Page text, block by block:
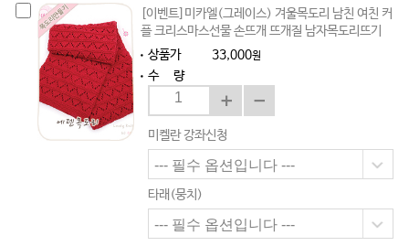
[이벤트]미카엘(그레이스) 겨울목도리 남친 여친 커
플 크리스마스선물 손뜨개 뜨개질 남자목도리뜨기
상품가
33,000원
수 량
미켈란 강좌신청
타래(뭉치)